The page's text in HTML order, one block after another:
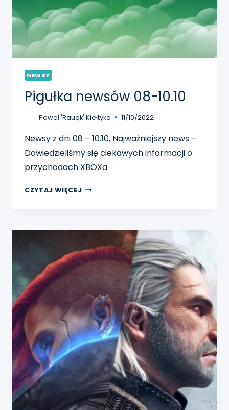
NEWSY
Pigułka newsów 08-10.10
Paweł 'Rauqk' Kiełtyka 11/10/2022
Newsy z dni 08 – 10.10, Najważniejszy news –
Dowiedzieliśmy się ciekawych informacji o
przychodach XBOXa
CZYTAJ WIĘCEJ PIGUŁKA